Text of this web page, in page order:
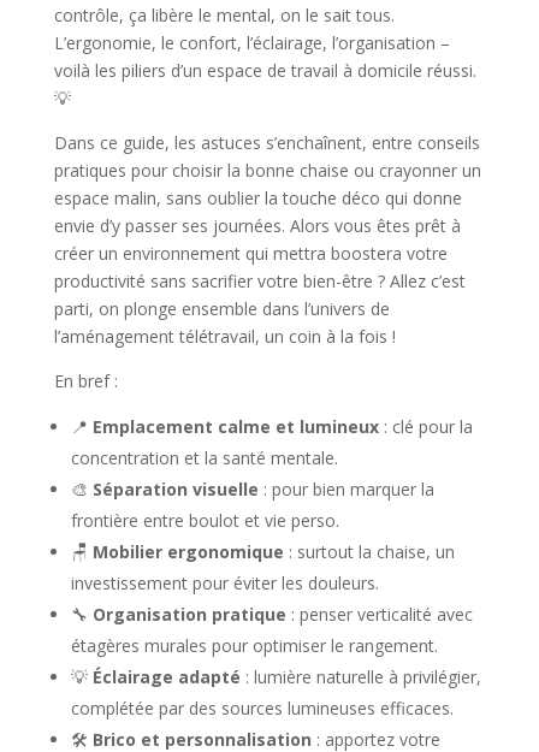
contrôle, ça libère le mental, on le sait tous.
L’ergonomie, le confort, l’éclairage, l’organisation –
voilà les piliers d’un espace de travail à domicile réussi.
💡
Dans ce guide, les astuces s’enchaînent, entre conseils
pratiques pour choisir la bonne chaise ou crayonner un
espace malin, sans oublier la touche déco qui donne
envie d’y passer ses journées. Alors vous êtes prêt à
créer un environnement qui mettra boostera votre
productivité sans sacrifier votre bien-être ? Allez c’est
parti, on plonge ensemble dans l’univers de
l’aménagement télétravail, un coin à la fois !
En bref :
📍 Emplacement calme et lumineux: clé pour la
concentration et la santé mentale.
🎨 Séparation visuelle : pour bien marquer la
frontière entre boulot et vie perso.
🪑 Mobilier ergonomique : surtout la chaise, un
investissement pour éviter les douleurs.
🔧 Organisation pratique : penser verticalité avec
étagères murales pour optimiser le rangement.
💡 Éclairage adapté : lumière naturelle à privilégier,
complétée par des sources lumineuses efficaces.
🛠️ Brico et personnalisation : apportez votre